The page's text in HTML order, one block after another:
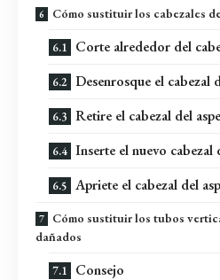
Cómo sustituir los cabezales
Corte alrededor del
Desenrosque el cabezal
Retire el cabezal del
Inserte el nuevo cabezal
Apriete el cabezal del
Cómo sustituir los tubos
dañados
Consejo